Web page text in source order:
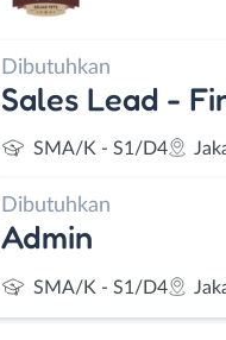
Dibutuhkan
Sales Lead -
SMA/K - S1/D4
Dibutuhkan
Admin
SMA/K - S1/D4